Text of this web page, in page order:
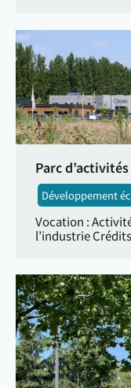
Parc
Développement
Vocation :
l’industrie